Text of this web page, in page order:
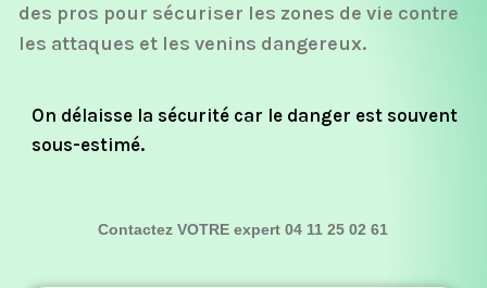
des pros pour sécuriser les zones de vie contre
les attaques et les venins dangereux.
On délaisse la sécurité car le danger est souvent
sous-estimé.
Contactez VOTRE expert 04 11 25 02 61